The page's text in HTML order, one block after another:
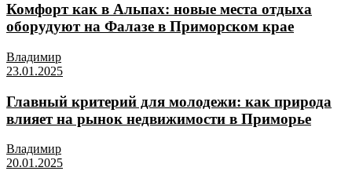
Комфорт как в Альпах: новые места отдыха
оборудуют на Фалазе в Приморском крае
Владимир
23.01.2025
Главный критерий для молодежи: как природа
влияет на рынок недвижимости в Приморье
Владимир
20.01.2025